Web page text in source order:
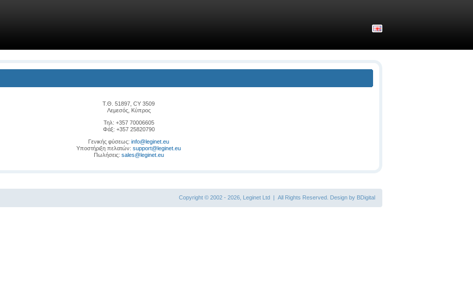
Τ.Θ. 51897, CY 3509
Λεμεσός, Κύπρος
Τηλ: +357 70006605
Φάξ: +357 25820790
Γενικής φύσεως: info@leginet.eu
Υποστήριξη πελατών: support@leginet.eu
Πωλήσεις: sales@leginet.eu
Copyright © 2002 - 2026, Leginet Ltd | All Rights Reserved. Design by BDigital